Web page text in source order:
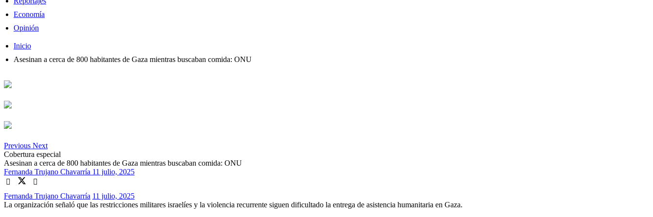
Economía
Opinión
Inicio
Asesinan a cerca de 800 habitantes de Gaza mientras buscaban comida: ONU
Previous Next
Cobertura especial
Asesinan a cerca de 800 habitantes de Gaza mientras buscaban comida: ONU
Fernanda Trujano Chavarría 11 julio, 2025
Fernanda Trujano Chavarría 11 julio, 2025
La organización señaló que las restricciones militares israelíes y la violencia recurrente siguen dificultado la entrega de asistencia humanitaria en Gaza.